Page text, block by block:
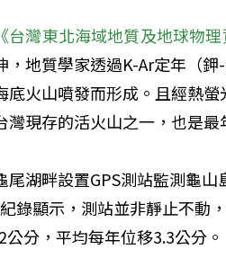
《台灣東北海域地質及地球物
，地質學家透過K-Ar定年（
底火山噴發而形成。且經熱
灣現存的活火山之一，也是最
尾湖畔設置GPS測站監測龜
錄顯示，測站並非靜止不動
分，平均每年位移3.3公分。